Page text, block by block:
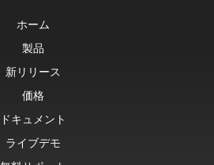
ホーム
製品
新リリース
価格
ドキュメント
ライブデモ